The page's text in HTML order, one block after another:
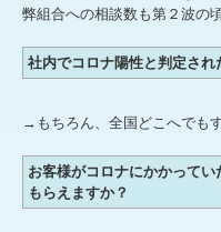
弊組合への相談数も第２波の
社内でコロナ陽性と判定され
→もちろん、全国どこへでも
お客様がコロナにかかって
もらえますか？